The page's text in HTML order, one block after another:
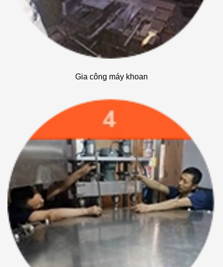
Gia công máy khoan